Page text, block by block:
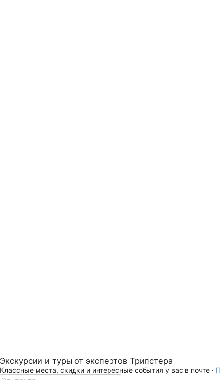
Экскурсии и туры от экспертов Трипстера
Классные места, скидки и интересные события у вас в почте ·